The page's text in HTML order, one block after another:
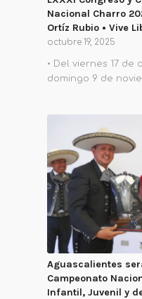
Nacional Charro
Ortíz Rubio • Vive
octubre 19, 2025
• Del viernes 17 de
domingo 9 de
Aguascalientes
Campeonato
Infantil, Juvenil y